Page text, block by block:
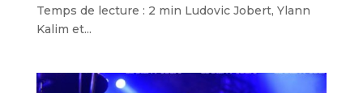
Temps de lecture : 2 min Ludovic Jobert, Ylann
Kalim et...